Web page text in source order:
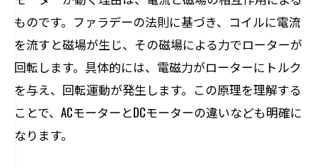
ものです。ファラデーの法則に基づき、コイルに電流
を流すと磁場が生じ、その磁場による力でローターが
回転します。具体的には、電磁力がローターにトルク
を与え、回転運動が発生します。この原理を理解する
ことで、ACモーターとDCモーターの違いなども明確に
なります。